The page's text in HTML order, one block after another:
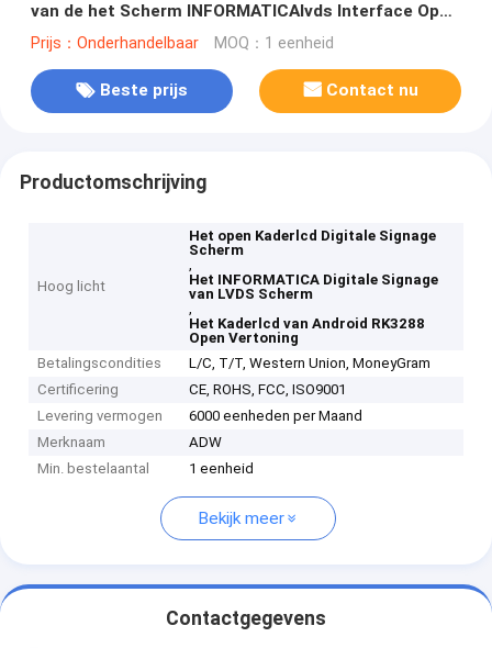
van de het Scherm INFORMATICAlvds Interface Open
Vertoning
Prijs：Onderhandelbaar MOQ：1 eenheid
Beste prijs Contact nu
Productomschrijving
Hoog licht
Het open Kaderlcd Digitale Signage
Scherm
,
Het INFORMATICA Digitale Signage
van LVDS Scherm
,
Het Kaderlcd van Android RK3288
Open Vertoning
Betalingscondities
L/C, T/T, Western Union, MoneyGram
Certificering
CE, ROHS, FCC, ISO9001
Levering vermogen
6000 eenheden per Maand
Merknaam
ADW
Min. bestelaantal
1 eenheid
Bekijk meer
Contactgegevens